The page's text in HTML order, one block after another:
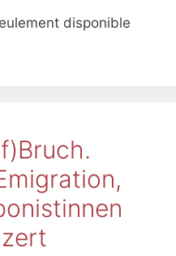
disponible